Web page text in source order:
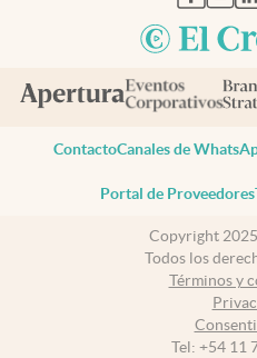
ContactoCanales de
Portal de Proveedores
Copyright
Todos los
Términos y
Tel: +54 11